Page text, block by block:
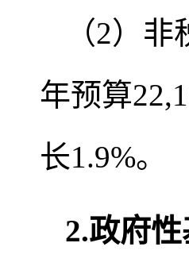
（2）
年预算
长1.9%。
2.政府性